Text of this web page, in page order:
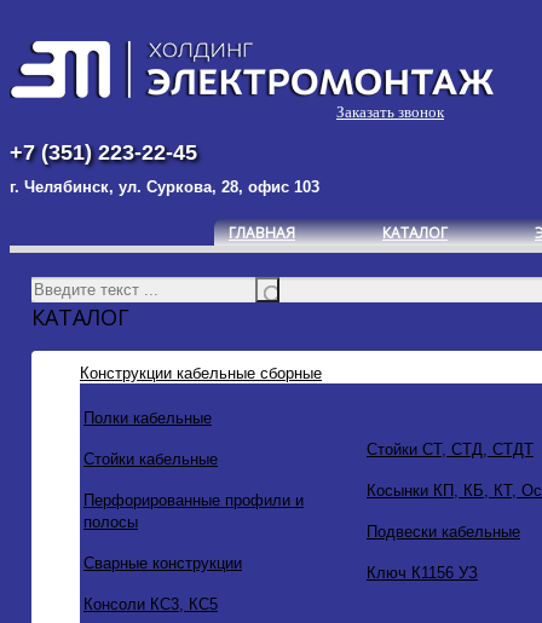
+7 (351) 223-22-45
г. Челябинск, ул. Суркова, 28, офис 103
Заказать звонок
ГЛАВНАЯ КАТАЛОГ
КАТАЛОГ
Конструкции кабельные сборные
Полки кабельные
Стойки кабельные
Перфорированные профили и
полосы
Сварные конструкции
Консоли КС3, КС5
Стойки СТ, СТД, СТДТ
Косынки КП, КБ, КТ,
Подвески кабельные
Ключ К1156 УЗ